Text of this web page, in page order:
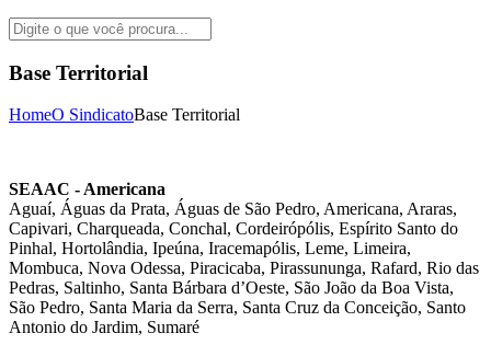
Base Territorial
HomeO SindicatoBase Territorial
SEAAC - Americana
Aguaí, Águas da Prata, Águas de São Pedro, Americana, Araras,
Capivari, Charqueada, Conchal, Cordeirópólis, Espírito Santo do
Pinhal, Hortolândia, Ipeúna, Iracemapólis, Leme, Limeira,
Mombuca, Nova Odessa, Piracicaba, Pirassununga, Rafard, Rio das
Pedras, Saltinho, Santa Bárbara d’Oeste, São João da Boa Vista,
São Pedro, Santa Maria da Serra, Santa Cruz da Conceição, Santo
Antonio do Jardim, Sumaré